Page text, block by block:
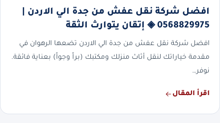
افضل شركة نقل عفش من جدة الي الاردن |
0568829975 ◈ إتقان يتوارث الثقة
افضل شركة نقل عفش من جدة الي الاردن تضعها الرهوان في
مقدمة خياراتك لنقل أثاث منزلك ومكتبك (براً وجواً) بعناية فائقة.
نوفر…
اقرأ المقال